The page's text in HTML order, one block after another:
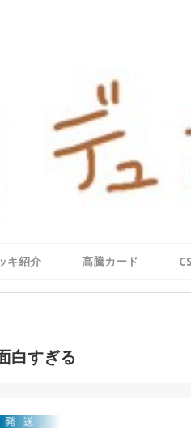
キ紹介 高騰カード
白すぎる